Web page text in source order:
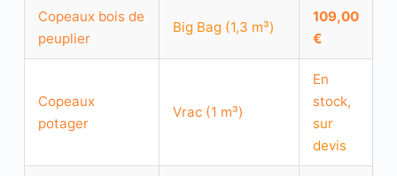
Copeaux bois de
peuplier
Big Bag (1,3 m³)
109,00
€
Copeaux
potager
Vrac (1 m³)
En
stock,
sur
devis